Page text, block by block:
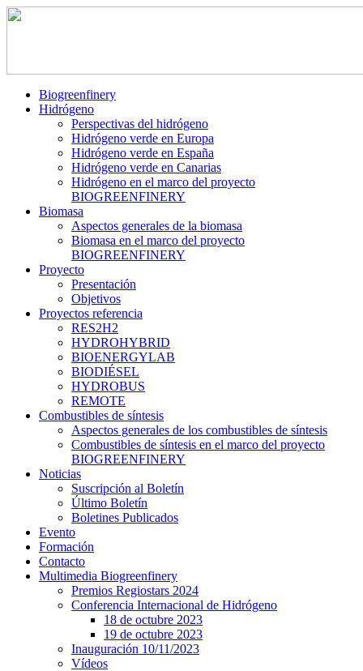
Biogreenfinery
Hidrógeno
Perspectivas del hidrógeno
Hidrógeno verde en Europa
Hidrógeno verde en España
Hidrógeno verde en Canarias
Hidrógeno en el marco del proyecto
BIOGREENFINERY
Biomasa
Aspectos generales de la biomasa
Biomasa en el marco del proyecto
BIOGREENFINERY
Proyecto
Presentación
Objetivos
Proyectos referencia
RES2H2
HYDROHYBRID
BIOENERGYLAB
BIODIÉSEL
HYDROBUS
REMOTE
Combustibles de síntesis
Aspectos generales de los combustibles de síntesis
Combustibles de síntesis en el marco del proyecto
BIOGREENFINERY
Noticias
Suscripción al Boletín
Último Boletín
Boletines Publicados
Evento
Formación
Contacto
Multimedia Biogreenfinery
Premios Regiostars 2024
Conferencia Internacional de Hidrógeno
18 de octubre 2023
19 de octubre 2023
Inauguración 10/11/2023
Vídeos